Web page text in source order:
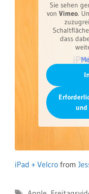
Sie sehen
von Vimeo.
dass
iPad + Velcro from
Schlagwörter